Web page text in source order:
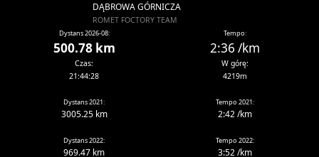
DĄBROWA GÓRNICZA
ROMET FOCTORY TEAM
Dystans 2026-08:
500.78 km
Tempo:
2:36 /km
Czas:
21:44:28
W górę:
4219m
Dystans 2021:
3005.25 km
Tempo 2021:
2:42 /km
Dystans 2022:
969.47 km
Tempo 2022:
3:52 /km